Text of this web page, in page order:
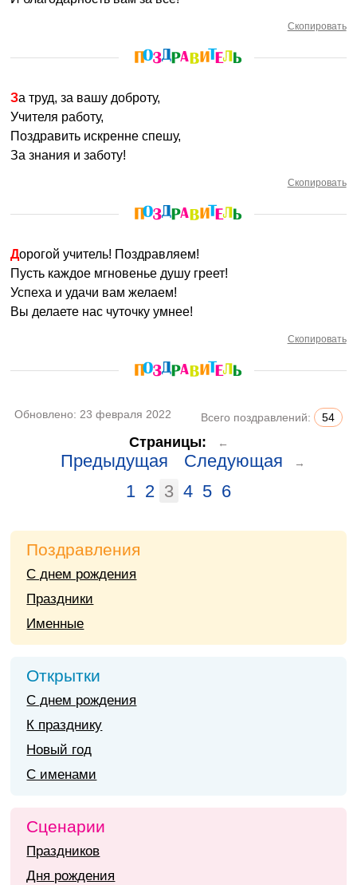
Скопировать
За труд, за вашу доброту,
Учителя работу,
Поздравить искренне спешу,
За знания и заботу!
Скопировать
Дорогой учитель! Поздравляем!
Пусть каждое мгновенье душу греет!
Успеха и удачи вам желаем!
Вы делаете нас чуточку умнее!
Скопировать
Обновлено: 23 февраля 2022 Всего поздравлений: 54
Страницы: ←
Предыдущая Следующая →
1 2 3 4 5 6
Поздравления
С днем рождения
Праздники
Именные
Открытки
С днем рождения
К празднику
Новый год
С именами
Сценарии
Праздников
Дня рождения